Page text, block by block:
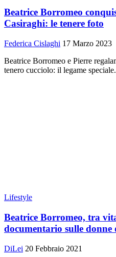
Beatrice Borromeo
Casiraghi: le tenere foto
Federica Cislaghi 17 Marzo 2023
Beatrice Borromeo e Pierre
tenero cucciolo: il legame speciale.
Lifestyle
Beatrice Borromeo, tra
documentario sulle donne
DiLei 20 Febbraio 2021